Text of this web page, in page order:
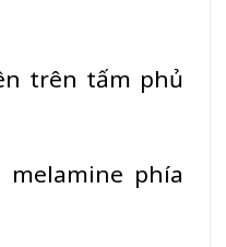
trên tấm phủ
phía